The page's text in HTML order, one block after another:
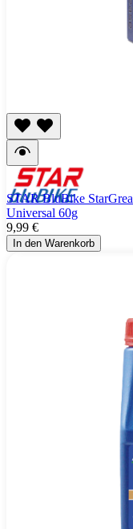
STAR BluBike
Universal 60g
9,99 €
In den Warenkorb